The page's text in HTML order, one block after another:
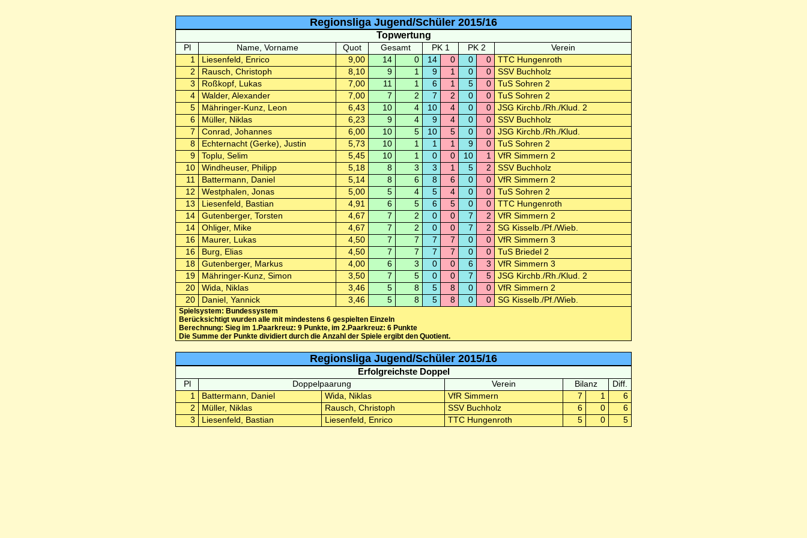
Regionsliga Jugend/Schüler 2015/16
Topwertung
Pl Name, Vorname Quot Gesamt PK 1 PK 2
Verein
1
Liesenfeld, Enrico 9,00 14 0 14 0 0 0
TTC Hungenroth
2
Rausch, Christoph 8,10 9 1 9 1 0 0
SSV Buchholz
3
Roßkopf, Lukas 7,00 11 1 6 1 5 0
TuS Sohren 2
4
Walder, Alexander 7,00 7 2 7 2 0 0
TuS Sohren 2
5
Mähringer-Kunz, Leon 6,43 10 4 10 4 0 0
JSG Kirchb./Rh./Klud. 2
6
Müller, Niklas 6,23 9 4 9 4 0 0
SSV Buchholz
7
Conrad, Johannes 6,00 10 5 10 5 0 0
JSG Kirchb./Rh./Klud.
8
Echternacht (Gerke), Justin 5,73 10 1 1 1 9 0
TuS Sohren 2
9
Toplu, Selim 5,45 10 1 0 0 10 1
VfR Simmern 2
10
Windheuser, Philipp 5,18 8 3 3 1 5 2
SSV Buchholz
11
Battermann, Daniel 5,14 8 6 8 6 0 0
VfR Simmern 2
12
Westphalen, Jonas 5,00 5 4 5 4 0 0
TuS Sohren 2
13
Liesenfeld, Bastian 4,91 6 5 6 5 0 0
TTC Hungenroth
14
Gutenberger, Torsten 4,67 7 2 0 0 7 2
VfR Simmern 2
14
Ohliger, Mike 4,67 7 2 0 0 7 2
SG Kisselb./Pf./Wieb.
16
Maurer, Lukas 4,50 7 7 7 7 0 0
VfR Simmern 3
16
Burg, Elias 4,50 7 7 7 7 0 0
TuS Briedel 2
18
Gutenberger, Markus 4,00 6 3 0 0 6 3
VfR Simmern 3
19
Mähringer-Kunz, Simon 3,50 7 5 0 0 7 5
JSG Kirchb./Rh./Klud. 2
20
Wida, Niklas 3,46 5 8 5 8 0 0
VfR Simmern 2
20
Daniel, Yannick 3,46 5 8 5 8 0 0 SG Kisselb./Pf./Wieb.
Spielsystem: Bundessystem
Berücksichtigt wurden alle mit mindestens 6 gespielten Einzeln
Berechnung: Sieg im 1.Paarkreuz: 9 Punkte, im 2.Paarkreuz: 6 Punkte
Die Summe der Punkte dividiert durch die Anzahl der Spiele ergibt den Quotient.
Regionsliga Jugend/Schüler 2015/16
Erfolgreichste Doppel
Pl Doppelpaarung Verein Bilanz
Diff.
1
Battermann, Daniel Wida, Niklas VfR Simmern 7 1
6
2
Müller, Niklas Rausch, Christoph SSV Buchholz 6 0
6
3
Liesenfeld, Bastian Liesenfeld, Enrico TTC Hungenroth 5 0 5